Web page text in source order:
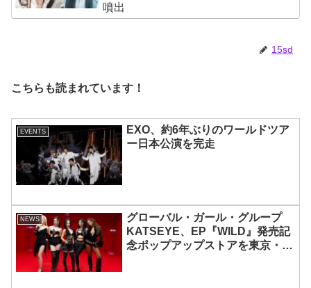
噴出
15sd
こちらも読まれています！
EVENTS
EXO、約6年ぶりのワールドツア
ー日本公演を完走
NEWS
グローバル・ガール・グループ
KATSEYE、EP『WILD』発売記
念ポップアップストアを東京・原